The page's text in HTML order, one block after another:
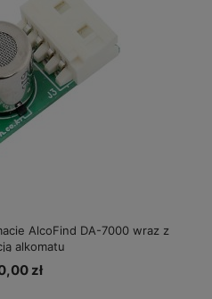
AlcoFind DA-7000 wraz z
alkomatu
zł